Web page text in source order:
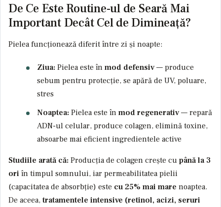
De Ce Este Routine-ul de Seară Mai
Important Decât Cel de Dimineață?
Pielea funcționează diferit între zi și noapte:
Ziua:Pielea este în mod defensiv— produce
sebum pentru protecție, se apără de UV, poluare,
stres
Noaptea:Pielea este în mod regenerativ— repară
ADN-ul celular, produce colagen, elimină toxine,
absoarbe mai eficient ingredientele active
Studiile arată că: Producția de colagen crește cu până la 3
ori în timpul somnului, iar permeabilitatea pielii
(capacitatea de absorbție) este cu 25% mai mare noaptea.
De aceea, tratamentele intensive (retinol, acizi, seruri